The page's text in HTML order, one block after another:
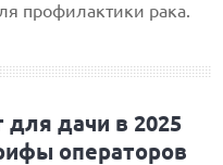
профилактики рака.
для дачи в 2025
операторов